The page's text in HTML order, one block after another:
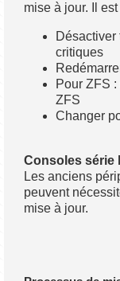
mise à jour. Il
Désactiver
critiques
Pour ZFS
ZFS
Changer
Consoles série
Les anciens
peuvent
mise à jour.